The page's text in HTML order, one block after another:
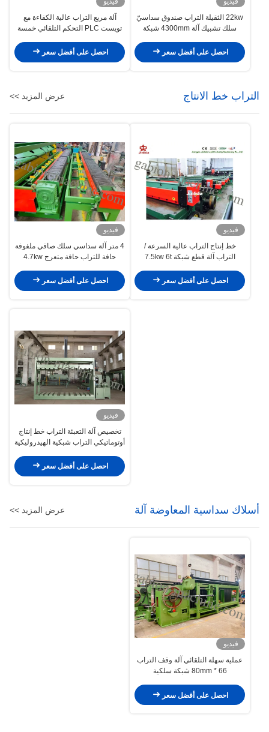
22kw الثقيلة التراب صندوق سداسيّ
سلك تشبيك آلة 4300mm شبكة
احصل على أفضل سعر
آلة مربع التراب عالية الكفاءة مع
تويست PLC التحكم التلقائي خمسة
احصل على أفضل سعر
التراب خط الانتاج عرض المزيد >>
فيديو
خط إنتاج التراب عالية السرعة /
التراب آلة قطع شبكة 7.5kw 6t
احصل على أفضل سعر
فيديو
4 متر آلة سداسي سلك صافي ملفوفة
حافة للتراب حافة متعرج 4.7kw
احصل على أفضل سعر
فيديو
تخصيص آلة التعبئة التراب خط إنتاج
أوتوماتيكي التراب شبكية الهيدروليكية
احصل على أفضل سعر
أسلاك سداسية المعاوضة آلة عرض المزيد >>
فيديو
عملية سهلة التلقائي آلة وقف التراب
66 * 80mm شبكة سلكية
احصل على أفضل سعر